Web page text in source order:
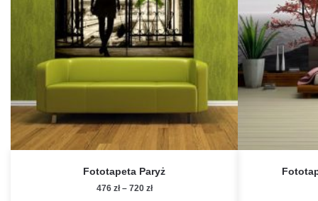
Fototapeta Paryż
476 zł – 720 złZakres